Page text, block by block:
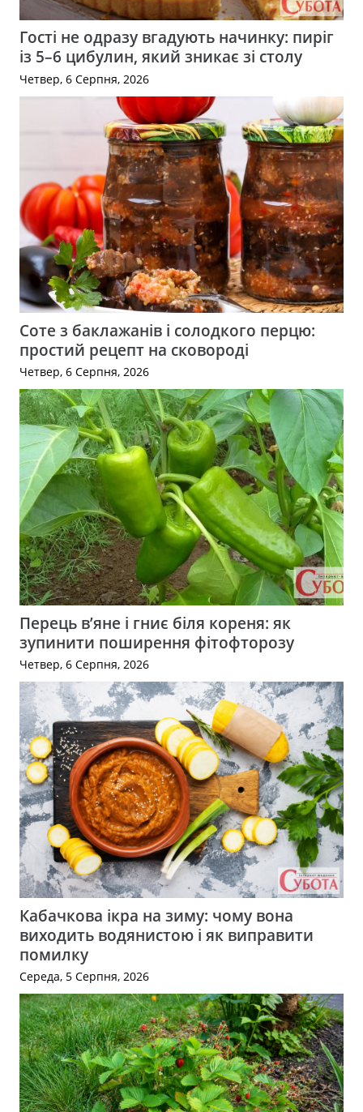
Гості не одразу вгадують начинку: пиріг
із 5–6 цибулин, який зникає зі столу
Четвер, 6 Серпня, 2026
Соте з баклажанів і солодкого перцю:
простий рецепт на сковороді
Четвер, 6 Серпня, 2026
Перець в’яне і гниє біля кореня: як
зупинити поширення фітофторозу
Четвер, 6 Серпня, 2026
Кабачкова ікра на зиму: чому вона
виходить водянистою і як виправити
помилку
Середа, 5 Серпня, 2026